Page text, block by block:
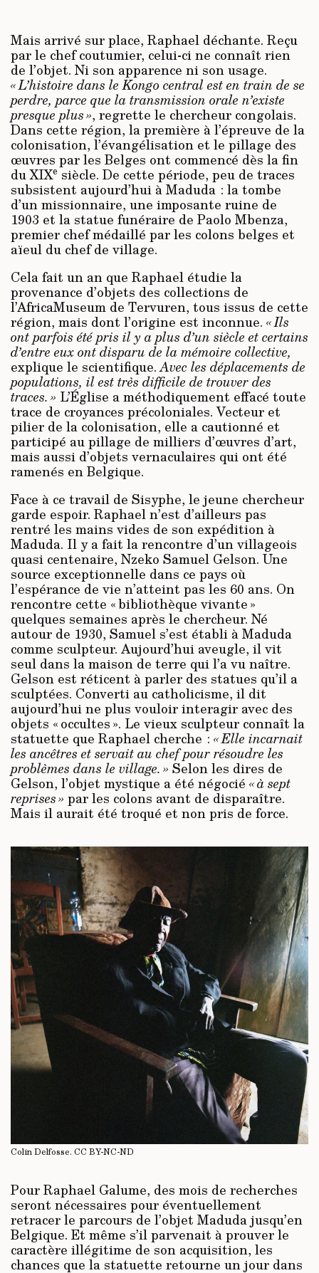
Mais arrivé sur place, Raphael déchante. Reçu
par le chef coutumier, celui-ci ne connaît rien
de l’objet. Ni son apparence ni son usage.
« L’histoire dans le Kongo central est en train de se
perdre, parce que la transmission orale n’existe
presque plus », regrette le chercheur congolais.
Dans cette région, la première à l’épreuve de la
colonisation, l’évangélisation et le pillage des
œuvres par les Belges ont commencé dès la fin
du XIXe siècle. De cette période, peu de traces
subsistent aujourd’hui à Maduda : la tombe
d’un missionnaire, une imposante ruine de
1903 et la statue funéraire de Paolo Mbenza,
premier chef médaillé par les colons belges et
aïeul du chef de village.
Cela fait un an que Raphael étudie la
provenance d’objets des collections de
l’AfricaMuseum de Tervuren, tous issus de cette
région, mais dont l’origine est inconnue. « Ils
ont parfois été pris il y a plus d’un siècle etcertains
d’entre eux ont disparu de la mémoire collective,
explique le scientifique.Avec les déplacements de
populations, il est très difficile de trouver des
traces. » L’Église a méthodiquement effacé toute
trace de croyances précoloniales. Vecteur et
pilier de la colonisation, elle a cautionné et
participé au pillage de milliers d’œuvres d’art,
mais aussi d’objets vernaculaires qui ont été
ramenés en Belgique.
Face à ce travail de Sisyphe, le jeune chercheur
garde espoir. Raphael n’est d’ailleurs pas
rentré les mains vides de son expédition à
Maduda. Il y a fait la rencontre d’un villageois
quasi centenaire, Nzeko Samuel Gelson. Une
source exceptionnelle dans ce pays où
l’espérance de vie n’atteint pas les 60 ans. On
rencontre cette « bibliothèque vivante »
quelques semaines après le chercheur. Né
autour de 1930, Samuel s’est établi à Maduda
comme sculpteur. Aujourd’hui aveugle, il vit
seul dans la maison de terre qui l’a vu naître.
Gelson est réticent à parler des statues qu’il a
sculptées. Converti au catholicisme, il dit
aujourd’hui ne plus vouloir interagir avec des
objets « occultes ». Le vieux sculpteur connaît la
statuette que Raphael cherche : « Elle incarnait
les ancêtres et servait au chef pour résoudre les
problèmes dans le village. » Selon les dires de
Gelson, l’objet mystique a été négocié « à sept
reprises » par les colons avant de disparaître.
Mais il aurait été troqué et non pris de force.
Colin Delfosse. CC BY-NC-ND
Pour Raphael Galume, des mois de recherches
seront nécessaires pour éventuellement
retracer le parcours de l’objet Maduda jusqu’en
Belgique. Et même s’il parvenait à prouver le
caractère illégitime de son acquisition, les
chances que la statuette retourne un jour dans